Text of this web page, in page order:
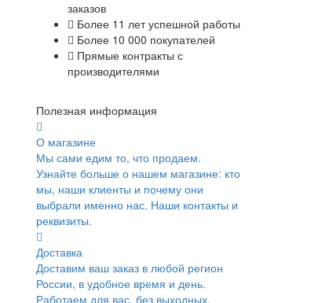
заказов
Более 11 лет успешной работы
Более 10 000 покупателей
Прямые контракты с
производителями
Полезная информация
О магазине
Мы сами едим то, что продаем.
Узнайте больше о нашем магазине: кто
мы, наши клиенты и почему они
выбрали именно нас. Наши контакты и
реквизиты.
Доставка
Доставим ваш заказ в любой регион
России, в удобное время и день.
Работаем для вас, без выходных.